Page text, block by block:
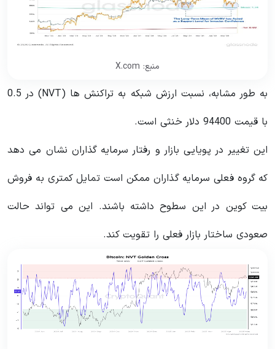
منبع: X.com
به طور مشابه، نسبت ارزش شبکه به تراکنش ها (NVT) در 0.5
با قیمت 94400 دلار خنثی است.
این تغییر در پویایی بازار و رفتار سرمایه گذاران نشان می دهد
که گروه فعلی سرمایه گذاران ممکن است تمایل کمتری به فروش
بیت کوین در این سطوح داشته باشند. این می تواند حالت
صعودی ساختار بازار فعلی را تقویت کند.